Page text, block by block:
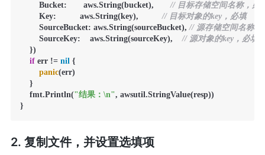
        Bucket:       aws.String(bucket),
// 目标存储空间名称，必
        Key:          aws.String(key),
// 目标对象的key，必填
        SourceBucket: aws.String(sourceBucket),
// 源存储空间名称，
        SourceKey:    aws.String(sourceKey),
// 源对象的key，必填
    })
if err != nil {
panic(err)
    }
    fmt.Println(
"结果：\n", awsutil.StringValue(resp))
}
2. 复制文件，并设置选填项